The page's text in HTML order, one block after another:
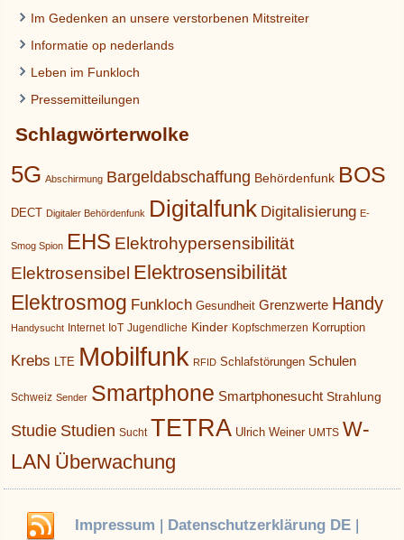
Im Gedenken an unsere verstorbenen Mitstreiter
Informatie op nederlands
Leben im Funkloch
Pressemitteilungen
Schlagwörterwolke
5G Abschirmung Bargeldabschaffung Behördenfunk BOS
DECT Digitaler Behördenfunk Digitalfunk Digitalisierung E-
Smog Spion EHS Elektrohypersensibilität
Elektrosensibel Elektrosensibilität
Elektrosmog Funkloch Gesundheit Grenzwerte Handy
Handysucht Internet IoT Jugendliche Kinder Kopfschmerzen Korruption
Krebs LTE Mobilfunk RFID Schlafstörungen Schulen
Schweiz Sender Smartphone Smartphonesucht Strahlung
Studie Studien Sucht TETRA Ulrich Weiner UMTS W-
LAN Überwachung
Impressum | Datenschutzerklärung DE|